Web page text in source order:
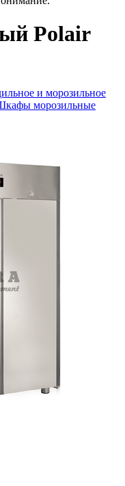
Polair
и морозильное
морозильные